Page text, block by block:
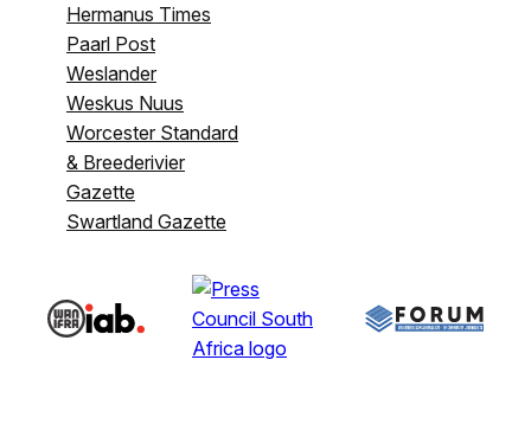
Hermanus Times
Paarl Post
Weslander
Weskus Nuus
Worcester Standard
& Breederivier
Gazette
Swartland Gazette